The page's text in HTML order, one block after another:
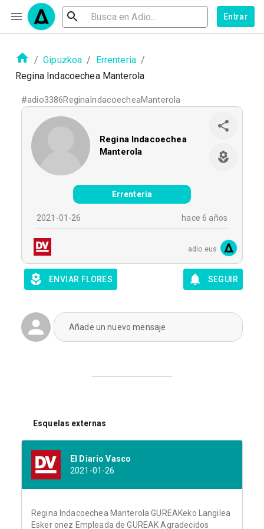
Entrar
/ Gipuzkoa / Errenteria /
Regina Indacoechea Manterola
#adio3386ReginaIndacoecheaManterola
Regina Indacoechea
Manterola
Errenteria
2021-01-26 hace 6 años
adio.eus
ENVIAR FLORES SEGUIR
Añade un nuevo mensaje
Esquelas externas
El Diario Vasco
2021-01-26
Regina Indacoechea Manterola GUREAKeko Langilea
Esker onez Empleada de GUREAK Agradecidos